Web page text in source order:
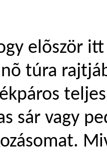
elõször
túra
sár vagy